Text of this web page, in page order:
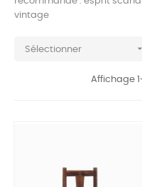
vintage
Sélectionner 
Affichage